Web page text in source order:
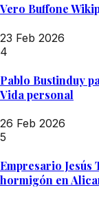
Vero Buffone
23 Feb 2026
4
Pablo Bustinduy
Vida personal
26 Feb 2026
5
Empresario
hormigón en